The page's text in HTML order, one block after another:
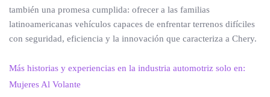
también una promesa cumplida: ofrecer a las familias
latinoamericanas vehículos capaces de enfrentar terrenos difíciles
con seguridad, eficiencia y la innovación que caracteriza a Chery.
Más historias y experiencias en la industria automotriz solo en:
Mujeres Al Volante